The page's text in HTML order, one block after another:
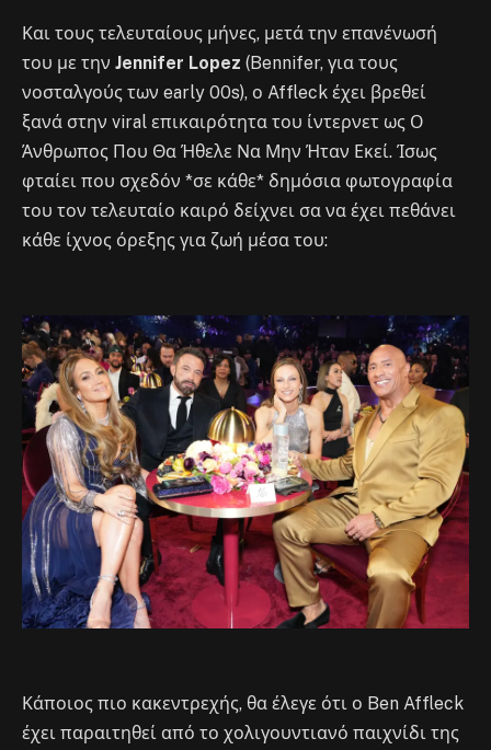
Και τους τελευταίους μήνες, μετά την επανένωσή
του με την Jennifer Lopez (Bennifer, για τους
νοσταλγούς των early 00s), ο Affleck έχει βρεθεί
ξανά στην viral επικαιρότητα του ίντερνετ ως Ο
Άνθρωπος Που Θα Ήθελε Να Μην Ήταν Εκεί. Ίσως
φταίει που σχεδόν *σε κάθε* δημόσια φωτογραφία
του τον τελευταίο καιρό δείχνει σα να έχει πεθάνει
κάθε ίχνος όρεξης για ζωή μέσα του:
Κάποιος πιο κακεντρεχής, θα έλεγε ότι ο Ben Affleck
έχει παραιτηθεί από το χολιγουντιανό παιχνίδι της